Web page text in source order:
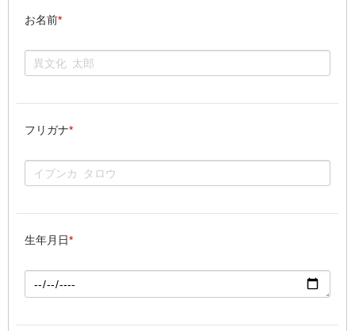
お名前*
フリガナ*
生年月日*